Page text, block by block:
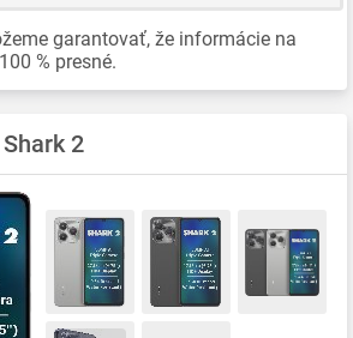
garantovať, že informácie na
% presné.
2